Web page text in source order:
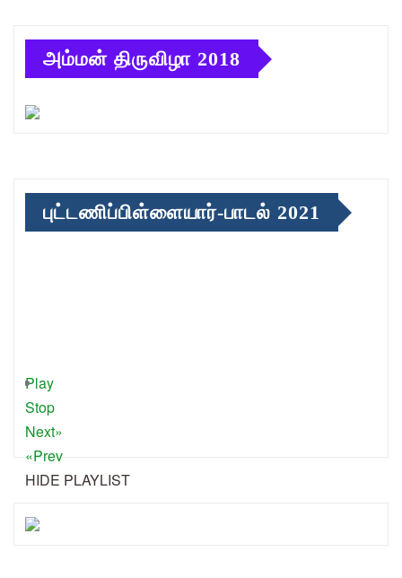
அம்மன் திருவிழா 2018
புட்டணிப்பிள்ளையார்-பாடல் 2021
Play
Stop
Next»
«Prev
HIDE PLAYLIST